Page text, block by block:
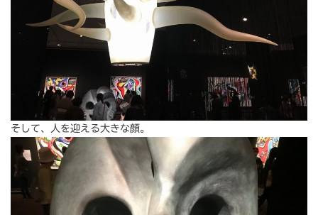
そして、人を迎える大きな顔。